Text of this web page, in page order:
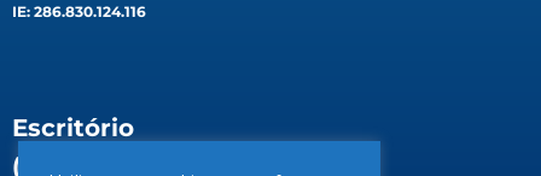
IE: 286.830.124.116
Escritório
(Filial)